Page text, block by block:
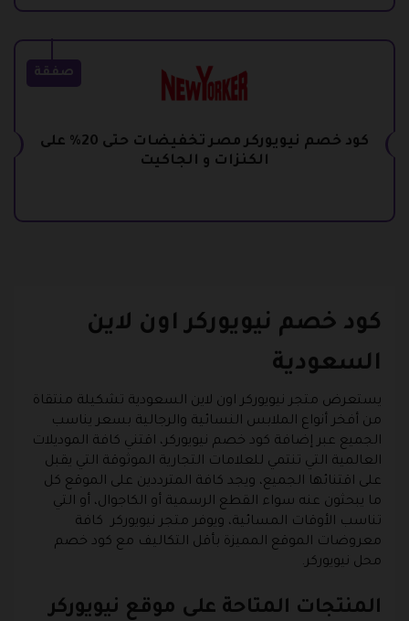
صفقة
كود خصم نيويوركر مصر تخفيضات حتى 20% على
الكنزات و الجاكيت
كود خصم نيويوركر اون لاين
السعودية
يستعرض متجر نيويوركر اون لاين السعودية تشكيلة منتقاة
من أفخر أنواع الملابس النسائية والرجالية بسعر يناسب
الجميع عبر إضافة كود خصم نيويوركر، اقتني كافة الموديلات
العالمية التي تنتمي للعلامات التجارية الموثوقة التي يقبل
على اقتنائها الجميع، ويجد كافة المترددين على الموقع كل
ما يبحثون عنه سواء القطع الرسمية أو الكاجوال، أو التي
تناسب الأوقات المسائية، ويوفر متجر نيويوركر كافة
معروضات الموقع المميزة بأقل التكاليف مع كود خصم
محل نيويوركر.
المنتجات المتاحة على موقع نيويوركر